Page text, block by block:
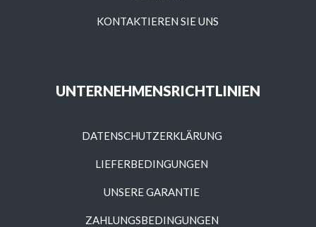
KONTAKTIEREN SIE UNS
UNTERNEHMENSRICHTLINIEN
DATENSCHUTZERKLÄRUNG
LIEFERBEDINGUNGEN
UNSERE GARANTIE
ZAHLUNGSBEDINGUNGEN